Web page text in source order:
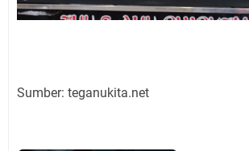
Sumber: teganukita.net